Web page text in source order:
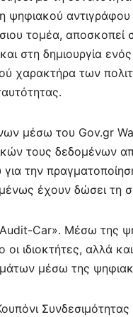
ψηφιακού
τομέα, αποσκοπεί
στη δημιουργία
χαρακτήρα των
μέσω του Gov.gr
τους δεδομένων
την
έχουν δώσει τη
Car». Μέσω της
ιδιοκτήτες, αλλά
μέσω της